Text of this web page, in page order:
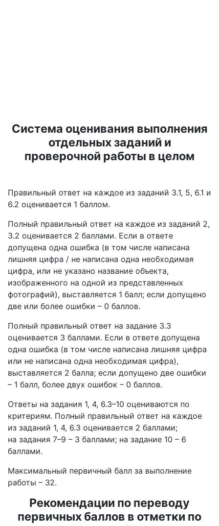
Система оценивания выполнения
отдельных заданий и
проверочной работы в целом
Правильный ответ на каждое из заданий 3.1, 5, 6.1 и
6.2 оценивается 1 баллом.
Полный правильный ответ на каждое из заданий 2,
3.2 оценивается 2 баллами. Если в ответе
допущена одна ошибка (в том числе написана
лишняя цифра / не написана одна необходимая
цифра, или не указано название объекта,
изображенного на одной из представленных
фотографий), выставляется 1 балл; если допущено
две или более ошибки – 0 баллов.
Полный правильный ответ на задание 3.3
оценивается 3 баллами. Если в ответе допущена
одна ошибка (в том числе написана лишняя цифра
или не написана одна необходимая цифра),
выставляется 2 балла; если допущено две ошибки
– 1 балл, более двух ошибок – 0 баллов.
Ответы на задания 1, 4, 6.3–10 оцениваются по
критериям. Полный правильный ответ на каждое
из заданий 1, 4, 6.3 оценивается 2 баллами;
на задания 7–9 – 3 баллами; на задание 10 – 6
баллами.
Максимальный первичный балл за выполнение
работы – 32.
Рекомендации по переводу
первичных баллов в отметки по